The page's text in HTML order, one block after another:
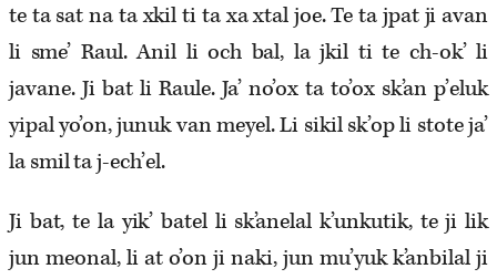
te ta sat na ta xkil ti ta xa xtal joe. Te ta jpat ji avan
li sme’ Raul. Anil li och bal, la jkil ti te ch-ok’ li
javane. Ji bat li Raule. Ja’ no’ox ta to’ox sk’an p’eluk
yipal yo’on, junuk van meyel. Li sikil sk’op li stote ja’
la smil ta j-ech’el.
Ji bat, te la yik’ batel li sk’anelal k’unkutik, te ji lik
jun meonal, li at o’on ji naki, jun mu’yuk k’anbilal ji